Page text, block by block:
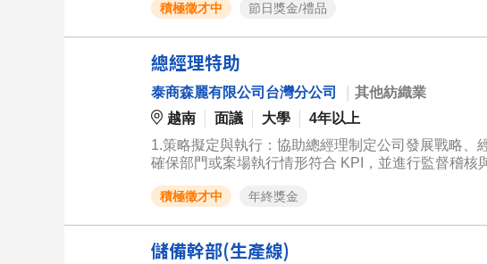
算執行與控管 8. 向主管彙報、溝通中心相關事宜 9.
積極徵才中 節日獎金/禮品
總經理特助
泰商森麗有限公司台灣分公司
其他紡織業
越南
面議 大學
4年以上
1.策略擬定與執行：協助總經理制定公司發展戰略、
確保部門或案場執行情形符合 KPI，並進行監督稽
係或合作管道。
積極徵才中 年終獎金
儲備幹部(生產線)